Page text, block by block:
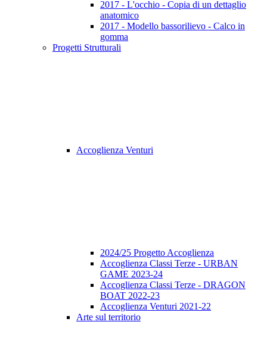
2017 - L'occhio - Copia di un dettaglio
anatomico
2017 - Modello bassorilievo - Calco in
gomma
Progetti Strutturali
Accoglienza Venturi
2024/25 Progetto Accoglienza
Accoglienza Classi Terze - URBAN
GAME 2023-24
Accoglienza Classi Terze - DRAGON
BOAT 2022-23
Accoglienza Venturi 2021-22
Arte sul territorio